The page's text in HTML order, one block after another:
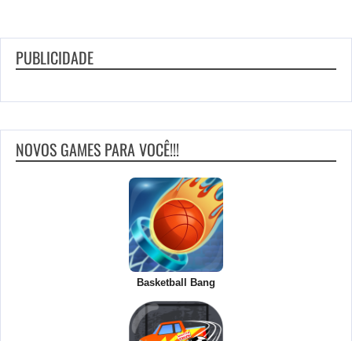
PUBLICIDADE
NOVOS GAMES PARA VOCÊ!!!
Basketball Bang